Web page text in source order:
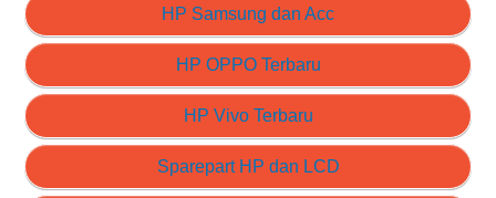
HP Samsung dan Acc
HP OPPO Terbaru
HP Vivo Terbaru
Sparepart HP dan LCD